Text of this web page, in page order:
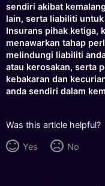
sendiri akibat
lain, serta liabiliti
Insurans pihak ketiga,
menawarkan tahap
melindungi liabiliti
atau kerosakan, serta
kebakaran dan
anda sendiri dalam
Was this article helpful?
Yes No